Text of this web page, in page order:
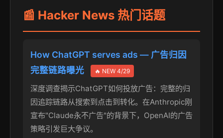
📰 Hacker News 热门话题
How ChatGPT serves ads — 广告归因
完整链路曝光
🔥 NEW 4/29
深度调查揭示ChatGPT如何投放广告：完整的归
因追踪链路从搜索到点击到转化。在Anthropic刚
宣布"Claude永不广告"的背景下，OpenAI的广告
策略引发巨大争议。